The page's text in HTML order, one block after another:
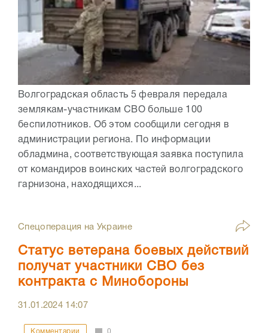
Волгоградская область 5 февраля передала
землякам-участникам СВО больше 100
беспилотников. Об этом сообщили сегодня в
администрации региона. По информации
обладмина, соответствующая заявка поступила
от командиров воинских частей волгоградского
гарнизона, находящихся...
Спецоперация на Украине
Статус ветерана боевых действий
получат участники СВО без
контракта с Минобороны
31.01.2024 14:07
Комментарии 0